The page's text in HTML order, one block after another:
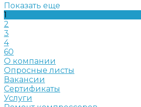
Показать еще
1
2
3
4
60
О компании
Опросные листы
Вакансии
Сертификаты
Услуги